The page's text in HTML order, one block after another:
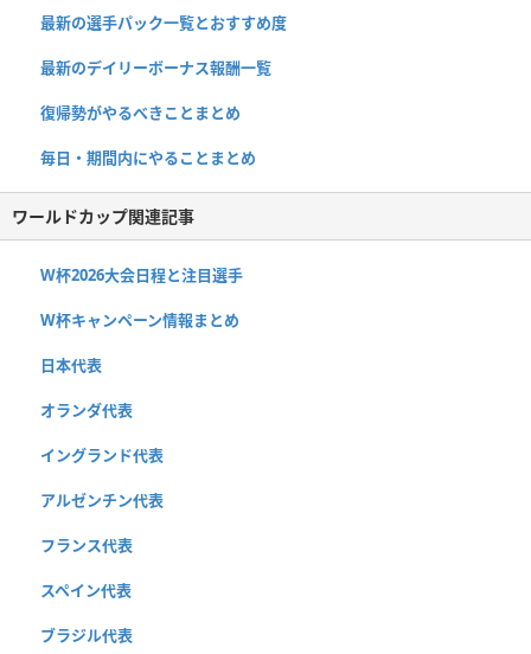
最新の選手パック一覧とおすすめ度
最新のデイリーボーナス報酬一覧
復帰勢がやるべきことまとめ
毎日・期間内にやることまとめ
ワールドカップ関連記事
W杯2026大会日程と注目選手
W杯キャンペーン情報まとめ
日本代表
オランダ代表
イングランド代表
アルゼンチン代表
フランス代表
スペイン代表
ブラジル代表